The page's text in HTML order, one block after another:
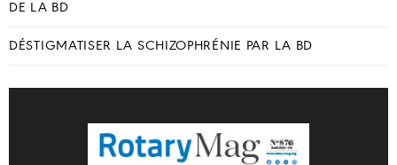
DE LA BD
DÉSTIGMATISER LA SCHIZOPHRÉNIE PAR LA BD